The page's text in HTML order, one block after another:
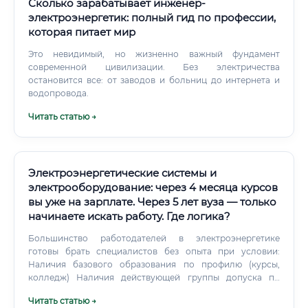
Смежные специальности: сравнение и преимущества
Рассмотрим, чем специальность по электроснабжению и
механизации в агробизнесе выгодно отличается от
смежных направлений. Сравнение смежных
специальностей ✅ Ключевые преимущества
специальности «Электроснабжение и механизация в
агробизнесе» перед смежными: Широкий спектр
электрика + механика Государственная поддержка — АПК
дополнительные льготы Низкая конкуренция —
специалистов на рынке труда катастрофически мало
Стабильность — сельское хозяйство работает всегда,
независимо от экономических кризисов Международный
опыт — возможность работы в крупных международных
агрохолдингах Какие навыки нужны и каков график
работы 🛠️ Технические навыки: Знание основ
электротехники и электроники Умение читать и
составлять электрические схемы Навыки монтажа,
системами автоматизации и SCADA Знание нормативной
Сколько зарабатывает инженер-
электроэнергетик: полный гид по профессии,
которая питает мир
Это невидимый, но жизненно важный фундамент
современной цивилизации. Без электричества
остановится все: от заводов и больниц до интернета и
водопровода.
Читать статью →
Электроэнергетические системы и
электрооборудование: через 4 месяца курсов
вы уже на зарплате. Через 5 лет вуза — только
начинаете искать работу. Где логика?
Большинство работодателей в электроэнергетике
готовы брать специалистов без опыта при условии:
Наличия базового образования по профилю (курсы,
колледж) Наличия действующей группы допуска по
осмотра Готовности работать под руководством
Читать статью →